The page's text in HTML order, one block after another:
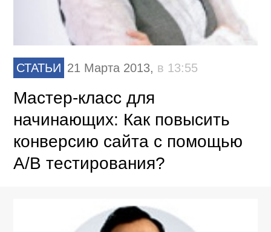
СТАТЬИ 21 Марта 2013, в 13:55
Мастер-класс для
начинающих: Как повысить
конверсию сайта с помощью
А/В тестирования?